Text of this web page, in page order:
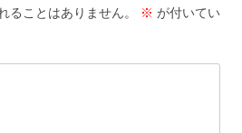
ることはありません。 ※ が付いてい